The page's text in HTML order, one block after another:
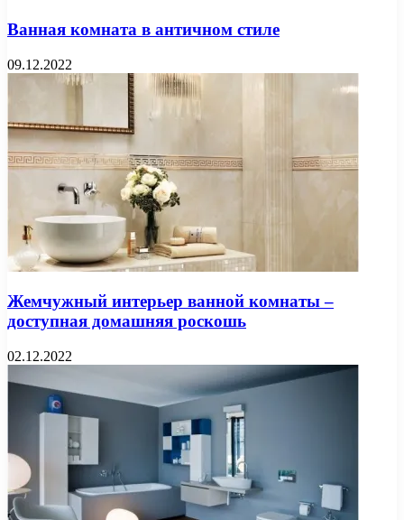
Ванная комната в античном стиле
09.12.2022
Жемчужный интерьер ванной комнаты –
доступная домашняя роскошь
02.12.2022